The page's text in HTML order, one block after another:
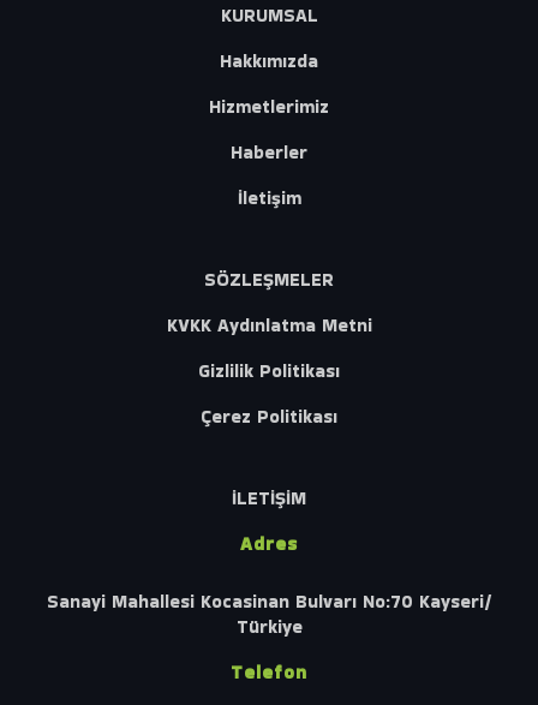
KURUMSAL
Hakkımızda
Hizmetlerimiz
Haberler
İletişim
SÖZLEŞMELER
KVKK Aydınlatma Metni
Gizlilik Politikası
Çerez Politikası
İLETİŞİM
Adres
Sanayi Mahallesi Kocasinan Bulvarı No:70 Kayseri/
Türkiye
Telefon